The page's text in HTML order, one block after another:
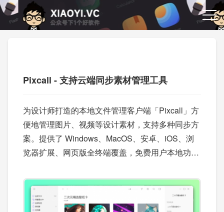
Pixcall - 支持云端同步素材管理工具
为设计师打造的本地文件管理客户端「Pixcall」方
便地管理图片、视频等设计素材，支持多种同步方
案。提供了 Windows、MacOS、安卓、iOS、浏
览器扩展、网页版全终端覆盖，免费用户本地功能